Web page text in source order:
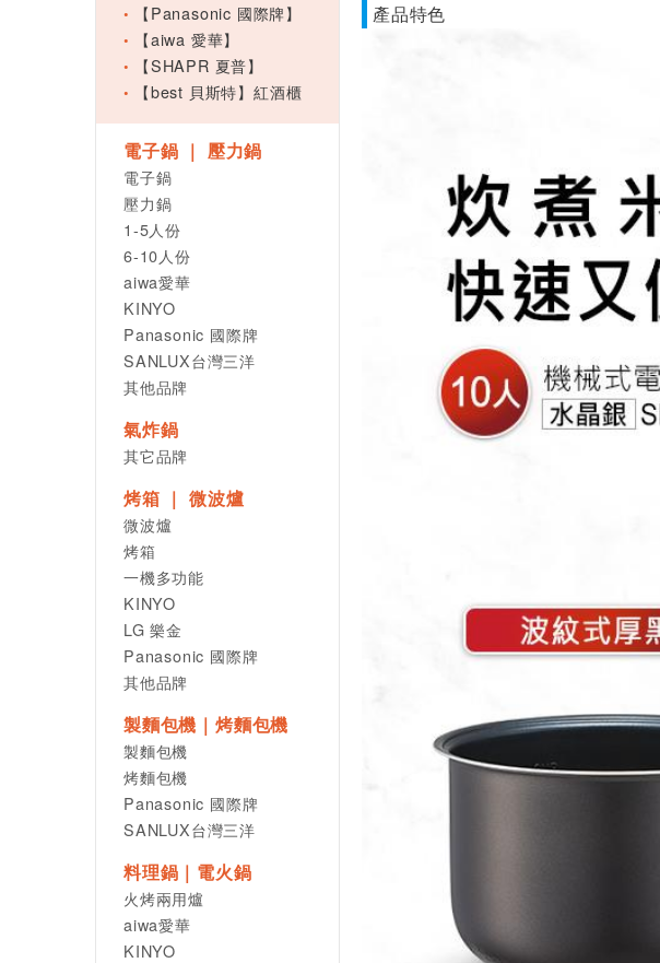
【Panasonic 國際牌】
【aiwa 愛華】
【SHAPR 夏普】
【best 貝斯特】紅酒櫃
電子鍋 ｜ 壓力鍋
電子鍋
壓力鍋
1-5人份
6-10人份
aiwa愛華
KINYO
Panasonic 國際牌
SANLUX台灣三洋
其他品牌
氣炸鍋
其它品牌
烤箱 ｜ 微波爐
微波爐
烤箱
一機多功能
KINYO
LG 樂金
Panasonic 國際牌
其他品牌
製麵包機｜烤麵包機
製麵包機
烤麵包機
Panasonic 國際牌
SANLUX台灣三洋
料理鍋｜電火鍋
火烤兩用爐
aiwa愛華
KINYO
產品特色